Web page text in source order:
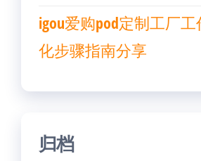
igou爱购pod定制工厂
化步骤指南分享
归档